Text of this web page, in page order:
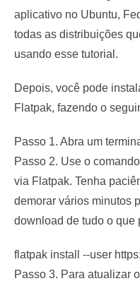
aplicativo no Ubuntu,
todas as distribuições
usando esse tutorial.
Depois, você pode
Flatpak, fazendo o
Passo 1. Abra um
Passo 2. Use o
via Flatpak. Tenha
demorar vários minutos
download de tudo o que
flatpak install --user
Passo 3. Para atualizar